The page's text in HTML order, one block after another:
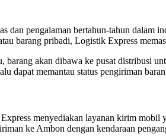
pengalaman bertahun-tahun dalam
barang pribadi, Logistik Express
akan dibawa ke pusat distribusi
dapat memantau status pengiriman
menyediakan layanan kirim
ke Ambon dengan kendaraan